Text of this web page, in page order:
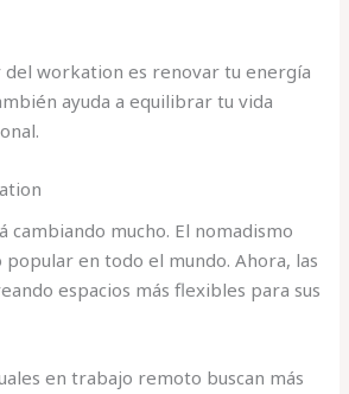
del workation es renovar tu energía
ayuda a equilibrar tu vida
cambiando mucho. El nomadismo
en todo el mundo. Ahora, las
espacios más flexibles para sus
en trabajo remoto buscan más